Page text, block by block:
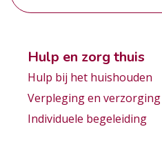
Hulp en zorg thuis
Hulp bij het huishouden
Verpleging en verzorging
Individuele begeleiding